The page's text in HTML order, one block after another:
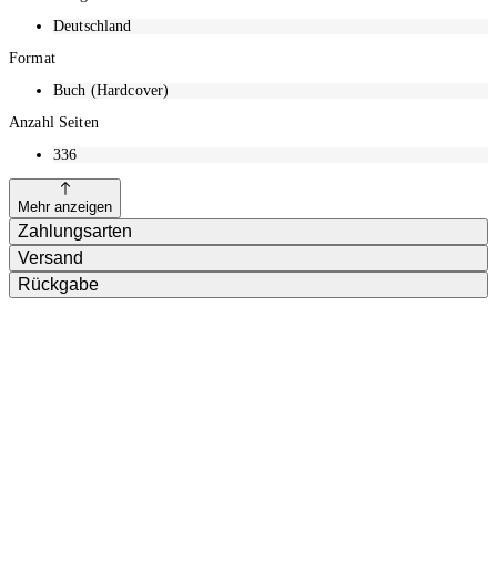
Deutschland
Format
Buch (Hardcover)
Anzahl Seiten
336
Mehr anzeigen
Zahlungsarten
Versand
Rückgabe